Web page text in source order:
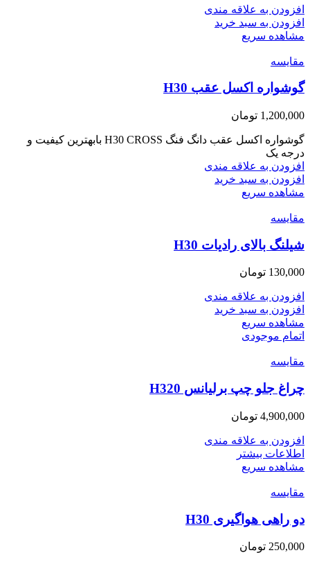
افزودن به علاقه مندی
افزودن به سبد خرید
مشاهده سریع
مقایسه
گوشواره اکسل عقب H30
1,200,000 تومان
گوشواره اکسل عقب دانگ فنگ H30 CROSS بابهترین کیفیت و
درجه یک
افزودن به علاقه مندی
افزودن به سبد خرید
مشاهده سریع
مقایسه
شیلنگ بالای رادیات H30
130,000 تومان
افزودن به علاقه مندی
افزودن به سبد خرید
مشاهده سریع
اتمام موجودی
مقایسه
چراغ جلو چپ برلیانس H320
4,900,000 تومان
افزودن به علاقه مندی
اطلاعات بیشتر
مشاهده سریع
مقایسه
دو راهی هواگیری H30
250,000 تومان